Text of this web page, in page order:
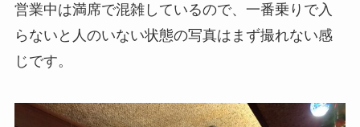
営業中は満席で混雑しているので、一番乗りで入
らないと人のいない状態の写真はまず撮れない感
じです。